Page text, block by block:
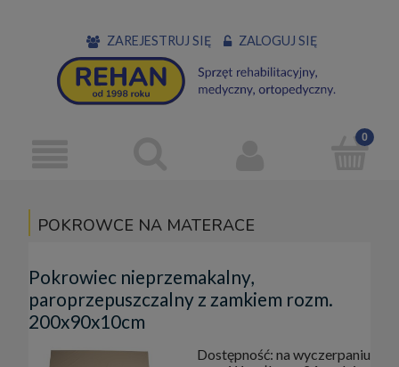
ZAREJESTRUJ SIĘ ZALOGUJ SIĘ
POKROWCE NA MATERACE
Pokrowiec nieprzemakalny,
paroprzepuszczalny z zamkiem rozm.
200x90x10cm
Dostępność: na wyczerpaniu